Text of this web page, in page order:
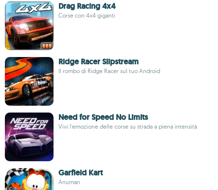
Drag Racing 4x4
Corse con 4x4 giganti
Ridge Racer Slipstream
Il rombo di Ridge Racer sul tuo Android
Need for Speed No Limits
Vivi l’emozione delle corse su strada a piena intensità
Garfield Kart
Anuman